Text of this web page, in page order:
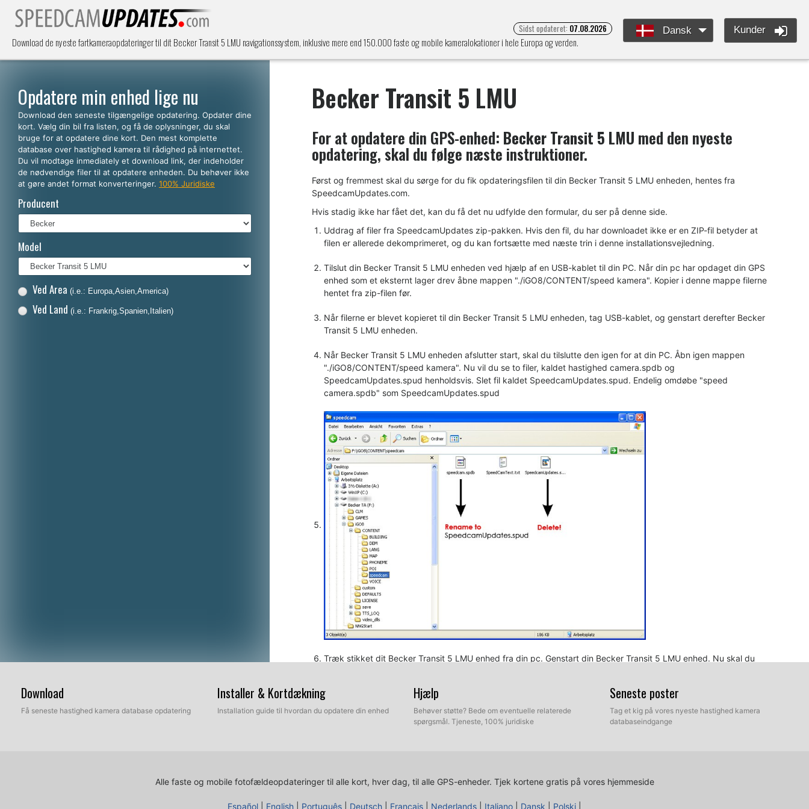
Download de nyeste fartkameraopdateringer til dit Becker Transit 5 LMU navigationssystem, inklusive mere end 150.000 faste og mobile kameralokationer i hele Europa og verden.
Sidst opdateret: 07.08.2026 Dansk Kunder
Opdatere min enhed lige nu
Download den seneste tilgængelige opdatering. Opdater dine
kort. Vælg din bil fra listen, og få de oplysninger, du skal
bruge for at opdatere dine kort. Den mest komplette
database over hastighed kamera til rådighed på internettet.
Du vil modtage inmediately et download link, der indeholder
de nødvendige filer til at opdatere enheden. Du behøver ikke
at gøre andet format konverteringer. 100% Juridiske
Producent
Model
Ved Area (i.e.: Europa,Asien,America)
Ved Land (i.e.: Frankrig,Spanien,Italien)
Becker Transit 5 LMU
For at opdatere din GPS-enhed: Becker Transit 5 LMU med den nyeste
opdatering, skal du følge næste instruktioner.
Først og fremmest skal du sørge for du fik opdateringsfilen til din Becker Transit 5 LMU enheden, hentes fra
SpeedcamUpdates.com.
Hvis stadig ikke har fået det, kan du få det nu udfylde den formular, du ser på denne side.
Uddrag af filer fra SpeedcamUpdates zip-pakken. Hvis den fil, du har downloadet ikke er en ZIP-fil betyder at
filen er allerede dekomprimeret, og du kan fortsætte med næste trin i denne installationsvejledning.
Tilslut din Becker Transit 5 LMU enheden ved hjælp af en USB-kablet til din PC. Når din pc har opdaget din GPS
enhed som et eksternt lager drev åbne mappen "./iGO8/CONTENT/speed kamera". Kopier i denne mappe filerne
hentet fra zip-filen før.
Når filerne er blevet kopieret til din Becker Transit 5 LMU enheden, tag USB-kablet, og genstart derefter Becker
Transit 5 LMU enheden.
Når Becker Transit 5 LMU enheden afslutter start, skal du tilslutte den igen for at din PC. Åbn igen mappen
"./iGO8/CONTENT/speed kamera". Nu vil du se to filer, kaldet hastighed camera.spdb og
SpeedcamUpdates.spud henholdsvis. Slet fil kaldet SpeedcamUpdates.spud. Endelig omdøbe "speed
camera.spdb" som SpeedcamUpdates.spud
Træk stikket dit Becker Transit 5 LMU enhed fra din pc. Genstart din Becker Transit 5 LMU enhed. Nu skal du
muligheder er tilpasset dine præferencer.
Download
Få seneste hastighed kamera database opdatering
Installer & Kortdækning
Installation guide til hvordan du opdatere din enhed
Hjælp
Behøver støtte? Bede om eventuelle relaterede
spørgsmål. Tjeneste, 100% juridiske
Seneste poster
Tag et kig på vores nyeste hastighed kamera
databaseindgange
Alle faste og mobile fotofældeopdateringer til alle kort, hver dag, til alle GPS-enheder. Tjek kortene gratis på vores hjemmeside
Español English Português Deutsch Français Nederlands Italiano Dansk Polski